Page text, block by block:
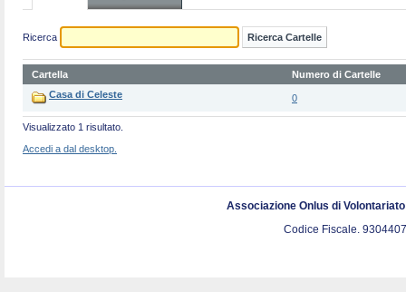
Ricerca
Cartella
Numero di Cartelle
Casa di Celeste
0
Visualizzato 1 risultato.
Accedi a dal desktop.
Associazione Onlus di
Codice Fiscale.